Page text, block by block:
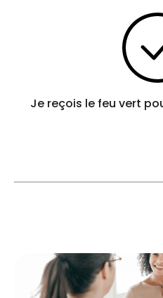
Je reçois le feu vert